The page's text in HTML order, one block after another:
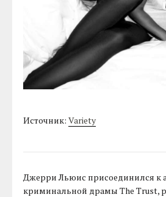
Источник:Variety
Джерри Льюис присоединился к
криминальной драмы The Trust,